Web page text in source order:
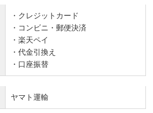
・クレジットカード
・コンビニ・郵便決済
・楽天ペイ
・代金引換え
・口座振替
ヤマト運輸